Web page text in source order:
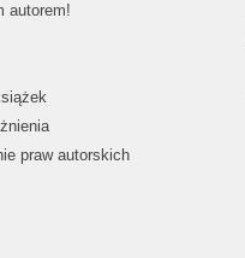
autorem!
praw autorskich